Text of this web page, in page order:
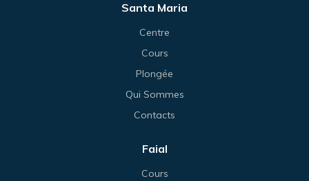
Santa Maria
Centre
Cours
Plongée
Qui Sommes
Contacts
Faial
Cours